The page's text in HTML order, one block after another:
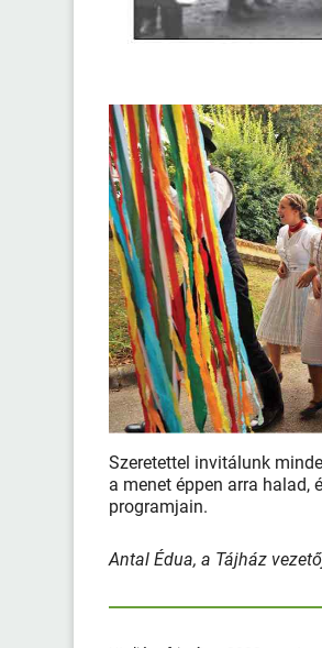
Szeretettel invitálunk
a menet éppen arra halad,
programjain.
Antal Édua, a Tájház